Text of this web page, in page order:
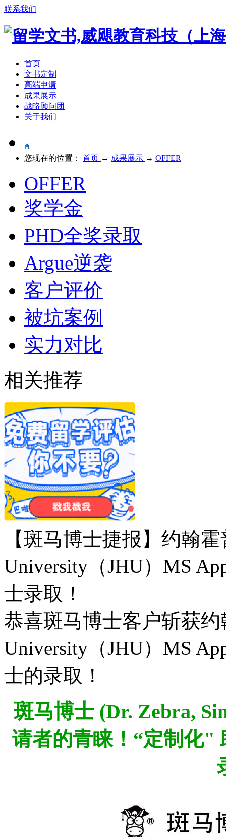
联系我们
首页
文书定制
高端申请
成果展示
战略顾问团
关于我们
您现在的位置： 首页 → 成果展示 → OFFER
OFFER
奖学金
PHD全奖录取
Argue逆袭
客户评价
被坑案例
实力对比
相关推荐
【斑马博士捷报】约翰
University（JHU）MS
士录取！
恭喜斑马博士客户斩获约
University（JHU）MS
士的录取！
斑马博士 (Dr. Zebra,
请者的青睐！“定制化"